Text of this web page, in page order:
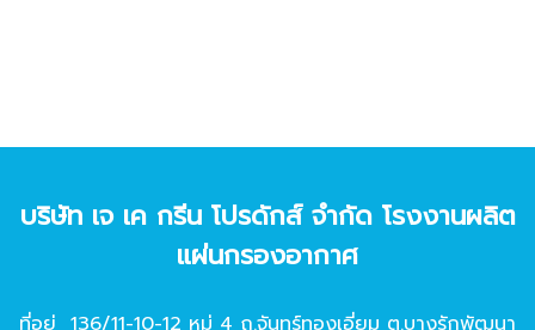
บริษัท เจ เค กรีน โปรดักส์ จํากัด โรงงานผลิต
แผ่นกรองอากาศ
ที่อยู่ 136/11-10-12 หมู่ 4 ถ.จันทร์ทองเอี่ยม ต.บางรักพัฒนา